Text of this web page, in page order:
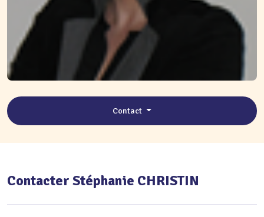
Contact
Contacter Stéphanie CHRISTIN